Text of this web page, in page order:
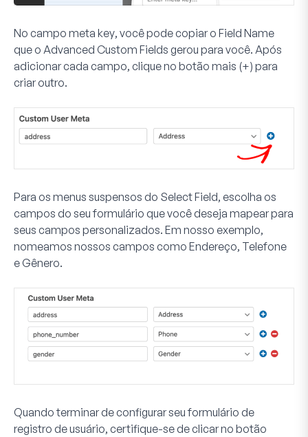
No campo meta key, você pode copiar o Field Name
que o Advanced Custom Fields gerou para você. Após
adicionar cada campo, clique no botão mais (+) para
criar outro.
Para os menus suspensos do Select Field, escolha os
campos do seu formulário que você deseja mapear para
seus campos personalizados. Em nosso exemplo,
nomeamos nossos campos como Endereço, Telefone
e Gênero.
Quando terminar de configurar seu formulário de
registro de usuário, certifique-se de clicar no botão